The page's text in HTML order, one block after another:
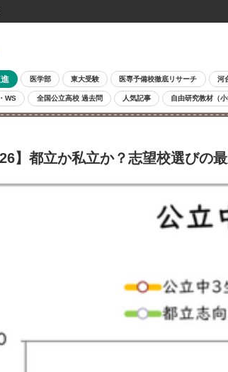
医学部 東大受験 医専予備校徹底リサーチ 河
WS 全国公立高校 過去問 人気記事 自由研究教材（小
】都立か私立か？志望校選び